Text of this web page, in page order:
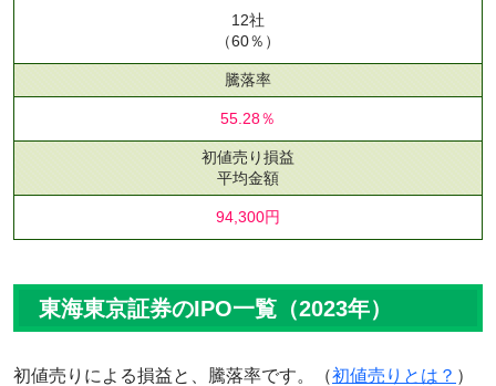
12社
（60％）
騰落率
55.28％
初値売り損益
平均金額
94,300円
東海東京証券のIPO一覧（2023年）
初値売りによる損益と、騰落率です。（初値売りとは？ ）